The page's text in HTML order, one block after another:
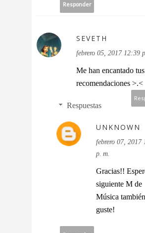
Responder
SEVETH
febrero 05, 2017 12:39
Me han encantado tus
recomendaciones >.<
Respuestas
UNKNOWN
febrero 07, 2017
p. m.
Gracias!!
siguiente M de
Música
guste!